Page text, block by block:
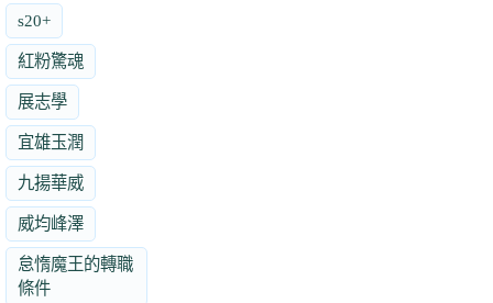
s20+
紅粉驚魂
展志學
宜雄玉潤
九揚華威
威均峰澤
怠惰魔王的轉職
條件